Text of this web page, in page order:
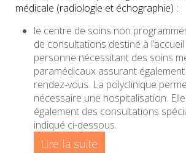
médicale (radiologie et échographie) :
le centre de soins non
de consultations destiné à
personne nécessitant des soins
paramédicaux assurant
rendez-vous. La polyclinique
nécessaire une hospitalisation.
également des consultations
indiqué ci-dessous.
Lire la suite